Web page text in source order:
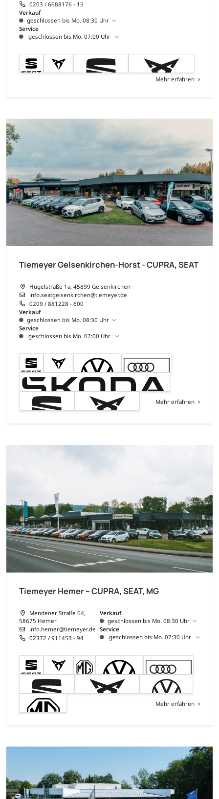
0203 / 6688176 - 15
Verkauf
geschlossen bis Mo. 08:30 Uhr
Service
geschlossen bis Mo. 07:00 Uhr
Mehr erfahren
Tiemeyer Gelsenkirchen-Horst - CUPRA, SEAT
Hügelstraße 1a, 45899 Gelsenkirchen
info.seatgelsenkirchen@tiemeyer.de
0209 / 881228 - 600
Verkauf
geschlossen bis Mo. 08:30 Uhr
Service
geschlossen bis Mo. 07:00 Uhr
Mehr erfahren
Tiemeyer Hemer – CUPRA, SEAT, MG
Mendener Straße 64,
58675 Hemer
info.hemer@tiemeyer.de
02372 / 911453 - 94
Verkauf
geschlossen bis Mo. 08:30 Uhr
Service
geschlossen bis Mo. 07:30 Uhr
Mehr erfahren